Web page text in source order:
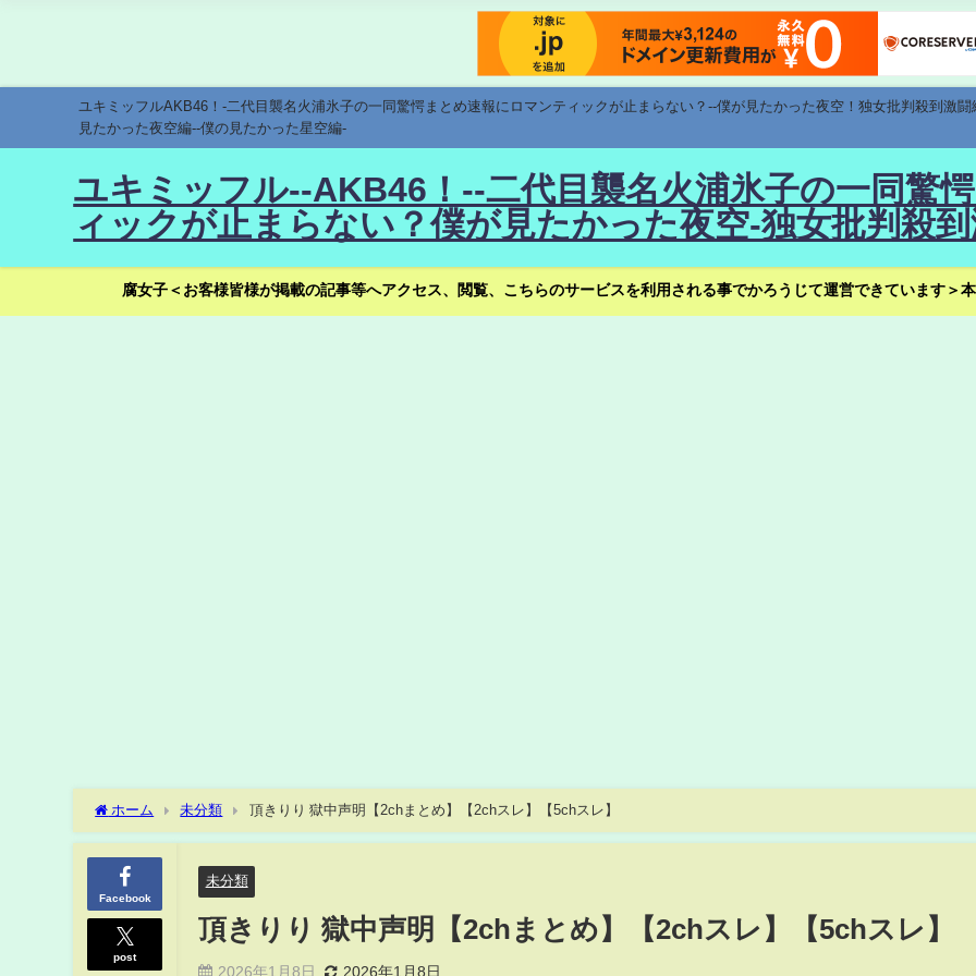
ユキミッフルAKB46！-二代目襲名火浦氷子の一同驚愕まとめ速報にロマンティックが止まらない？--僕が見たかった夜空！独女批判殺到激
見たかった夜空編--僕の見たかった星空編-
ユキミッフル--AKB46！--二代目襲名火浦氷子の一同驚
ィックが止まらない？僕が見たかった夜空-独女批判殺
腐女子＜お客様皆様が掲載の記事等へアクセス、閲覧、こちらのサービスを利用される事でかろうじて運営できています＞
ホーム 未分類 頂きりり 獄中声明【2chまとめ】【2chスレ】【5chスレ】
Facebook
post
未分類
頂きりり 獄中声明【2chまとめ】【2chスレ】【5chスレ】
2026年1月8日 2026年1月8日